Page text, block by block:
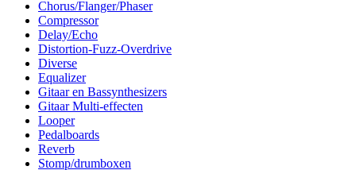
Chorus/Flanger/Phaser
Compressor
Delay/Echo
Distortion-Fuzz-Overdrive
Diverse
Equalizer
Gitaar en Bassynthesizers
Gitaar Multi-effecten
Looper
Pedalboards
Reverb
Stomp/drumboxen